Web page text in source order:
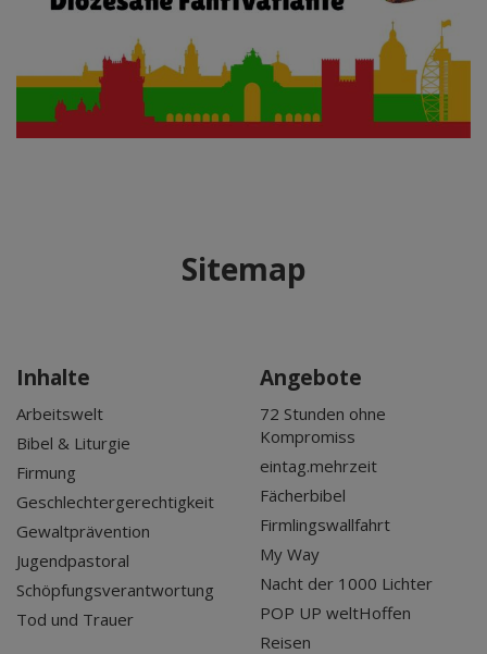
Sitemap
Inhalte
Arbeitswelt
Bibel & Liturgie
Firmung
Geschlechtergerechtigkeit
Gewaltprävention
Jugendpastoral
Schöpfungsverantwortung
Tod und Trauer
Angebote
72 Stunden ohne
Kompromiss
eintag.mehrzeit
Fächerbibel
Firmlingswallfahrt
My Way
Nacht der 1000 Lichter
POP UP weltHoffen
Reisen